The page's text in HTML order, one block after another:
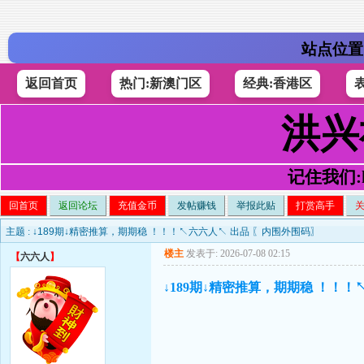
站点位
返回首页 热门:新澳门区 经典:香港区
洪
记住我们
回首页 返回论坛 充值金币 发帖赚钱 举报此贴 打赏高手
主题 : ↓189期↓精密推算，期期稳 ！！！↖六六人↖ 出品 〖内围外围码〗
【六六人 】 楼主 发表于: 2026-07-08 02:15
↓189期↓精密推算，期期稳 ！！